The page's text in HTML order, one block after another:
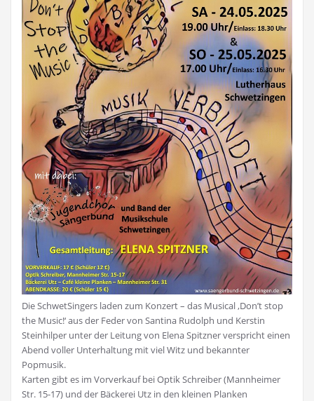
Die SchwetSingers laden zum Konzert – das Musical ‚Don’t stop
the Music!‘ aus der Feder von Santina Rudolph und Kerstin
Steinhilper unter der Leitung von Elena Spitzner verspricht einen
Abend voller Unterhaltung mit viel Witz und bekannter
Popmusik.
Karten gibt es im Vorverkauf bei Optik Schreiber (Mannheimer
Str. 15-17) und der Bäckerei Utz in den kleinen Planken